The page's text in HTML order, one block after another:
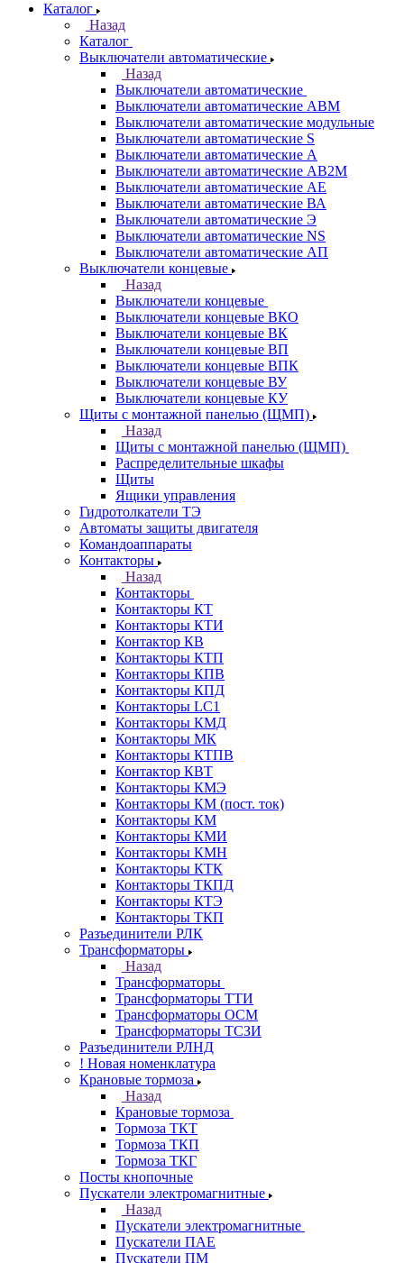
Каталог
Назад
Каталог
Выключатели автоматические
Назад
Выключатели автоматические
Выключатели автоматические АВМ
Выключатели автоматические модульные
Выключатели автоматические S
Выключатели автоматические А
Выключатели автоматические АВ2М
Выключатели автоматические АЕ
Выключатели автоматические ВА
Выключатели автоматические Э
Выключатели автоматические NS
Выключатели автоматические АП
Выключатели концевые
Назад
Выключатели концевые
Выключатели концевые ВКО
Выключатели концевые ВК
Выключатели концевые ВП
Выключатели концевые ВПК
Выключатели концевые ВУ
Выключатели концевые КУ
Щиты с монтажной панелью (ЩМП)
Назад
Щиты с монтажной панелью (ЩМП)
Распределительные шкафы
Щиты
Ящики управления
Гидротолкатели ТЭ
Автоматы защиты двигателя
Командоаппараты
Контакторы
Назад
Контакторы
Контакторы КТ
Контакторы КТИ
Контактор КВ
Контакторы КТП
Контакторы КПВ
Контакторы КПД
Контакторы LC1
Контакторы КМД
Контакторы МК
Контакторы КТПВ
Контактор КВТ
Контакторы КМЭ
Контакторы КМ (пост. ток)
Контакторы КМ
Контакторы КМИ
Контакторы КМН
Контакторы КТК
Контакторы ТКПД
Контакторы КТЭ
Контакторы ТКП
Разъединители РЛК
Трансформаторы
Назад
Трансформаторы
Трансформаторы ТТИ
Трансформаторы ОСМ
Трансформаторы ТСЗИ
Разъединители РЛНД
! Новая номенклатура
Крановые тормоза
Назад
Крановые тормоза
Тормоза ТКТ
Тормоза ТКП
Тормоза ТКГ
Посты кнопочные
Пускатели электромагнитные
Назад
Пускатели электромагнитные
Пускатели ПАЕ
Пускатели ПМ